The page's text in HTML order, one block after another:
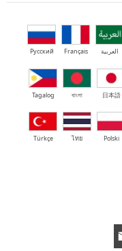
العربية Français
Русский
日本語
বাংলা
Tagalog
Polski
ไทย
Türkçe